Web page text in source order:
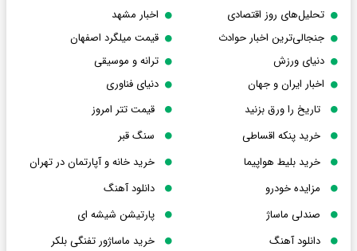
تحلیل‌های روز اقتصادی
اخبار مشهد
جنجالی‌ترین اخبار حوادث
قیمت میلگرد اصفهان
دنیای ورزش
ترانه و موسیقی
اخبار ایران و جهان
دنیای فناوری
تاریخ را ورق بزنید
قیمت تتر امروز
خرید پنکه اقساطی
سنگ قبر
خرید بلیط هواپیما
خرید خانه و آپارتمان در تهران
مزایده خودرو
دانلود آهنگ
صندلی ماساژ
پارتیشن شیشه ای
دانلود آهنگ
خرید ماساژور تفنگی بلکر